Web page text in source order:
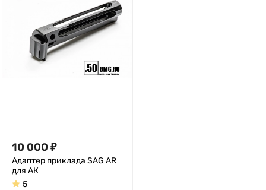
10 000 ₽
Адаптер приклада SAG AR
для АК
5